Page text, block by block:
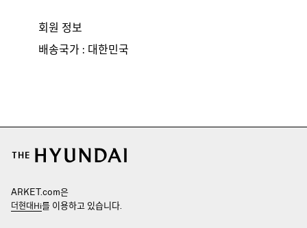
회원 정보
배송국가 : 대한민국
ARKET.com은
더현대Hi를 이용하고 있습니다.